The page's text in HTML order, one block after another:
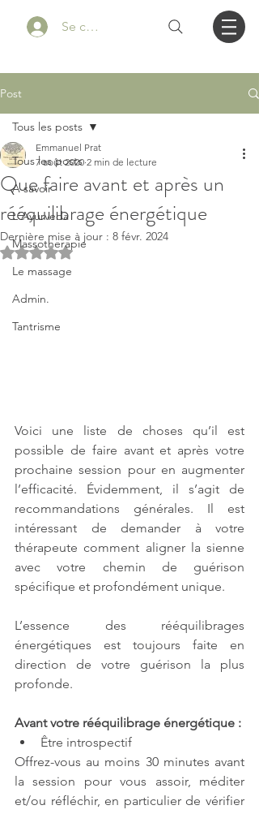
Se connecter
Post
Tous les posts
A savoir
L'Ayurveda
Massotherapie
Le massage
Admin.
Tantrisme
Tous les posts
Que faire avant et après un
rééquilibrage énergétique
Emmanuel Prat
7 août 2020 2 min de lecture
Dernière mise à jour : 8 févr. 2024
Noté NaN étoiles sur 5.
Voici une liste de choses qu’il est
possible de faire avant et après votre
prochaine session pour en augmenter
l’efficacité. Évidemment, il s’agit de
recommandations générales. Il est
intéressant de demander à votre
thérapeute comment aligner la sienne
avec votre chemin de guérison
spécifique et profondément unique.
L’essence des rééquilibrages
énergétiques est toujours faite en
direction de votre guérison la plus
profonde.
Avant votre rééquilibrage énergétique :
Être introspectif
Offrez-vous au moins 30 minutes avant
la session pour vous assoir, méditer
et/ou réfléchir, en particulier de vérifier